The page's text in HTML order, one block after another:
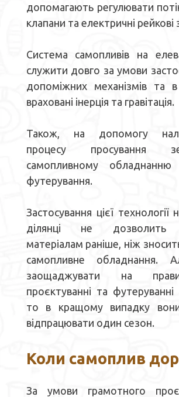
допомагають регулювати
клапани та електричні рейкові
Система самопливів на
служити довго за умови
допоміжних механізмів та
враховані інерція та гравітація.
Також, на допомогу
процесу просування
самопливному обладнанню
футерування.
Застосування цієї технології
ділянці не дозволить
матеріалам раніше, ніж
самопливне обладнання.
заощаджувати на
проєктуванні та футеруванні
то в кращому випадку вони
відпрацювати один сезон.
Коли самоплив
За умови грамотного проє